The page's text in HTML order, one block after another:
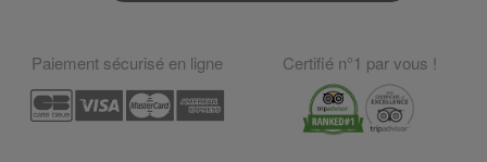
Paiement sécurisé en ligne Certifié n°1 par vous !